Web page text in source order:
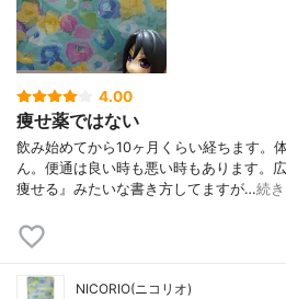
4.00
痩せ薬ではない
飲み始めてから10ヶ月くらい経ちます。
ん。便通は良い時も悪い時もあります。
痩せる』みたいな書き方してますが…続
NICORIO(ニコリオ)